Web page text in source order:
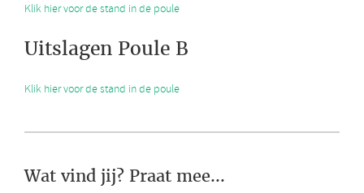
Klik hier voor de stand in de poule
Uitslagen Poule B
Klik hier voor de stand in de poule
Wat vind jij? Praat mee...